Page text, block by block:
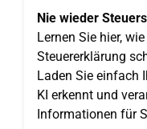
Nie wieder
Lernen Sie hier,
Steuererklärung
Laden Sie einfach
KI erkennt und
Informationen für